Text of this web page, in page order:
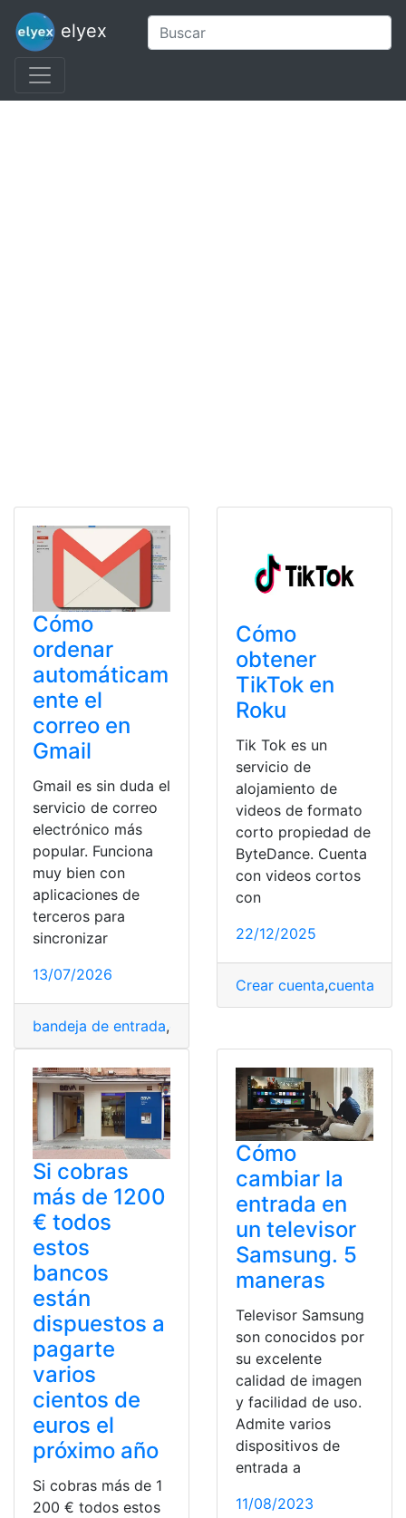
elyex
Cómo
ordenar
automáticam
ente el
correo en
Gmail
Gmail es sin duda el
servicio de correo
electrónico más
popular. Funciona
muy bien con
aplicaciones de
terceros para
sincronizar
13/07/2026
bandeja de entrada,correo
Cómo
obtener
TikTok en
Roku
Tik Tok es un
servicio de
alojamiento de
videos de formato
corto propiedad de
ByteDance. Cuenta
con videos cortos
con
22/12/2025
Crear cuenta,cuenta
Si cobras
más de 1200
€ todos
estos
bancos
están
dispuestos a
pagarte
varios
cientos de
euros el
próximo año
Si cobras más de 1
200 € todos estos
Cómo
cambiar la
entrada en
un televisor
Samsung. 5
maneras
Televisor Samsung
son conocidos por
su excelente
calidad de imagen
y facilidad de uso.
Admite varios
dispositivos de
entrada a
11/08/2023